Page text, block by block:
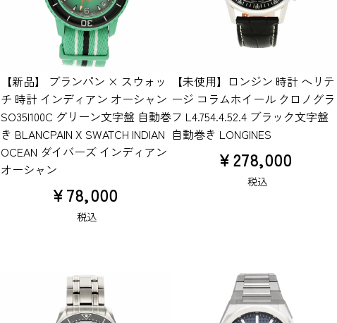
【新品】 ブランパン × スウォッ
チ 時計 インディアン オーシャン
SO35I100C グリーン文字盤 自動巻
き BLANCPAIN X SWATCH INDIAN
OCEAN ダイバーズ インディアン
オーシャン
¥78,000
税込
【未使用】ロンジン 時計 ヘリテ
ージ コラムホイール クロノグラ
フ L4.754.4.52.4 ブラック文字盤
自動巻き LONGINES
¥278,000
税込